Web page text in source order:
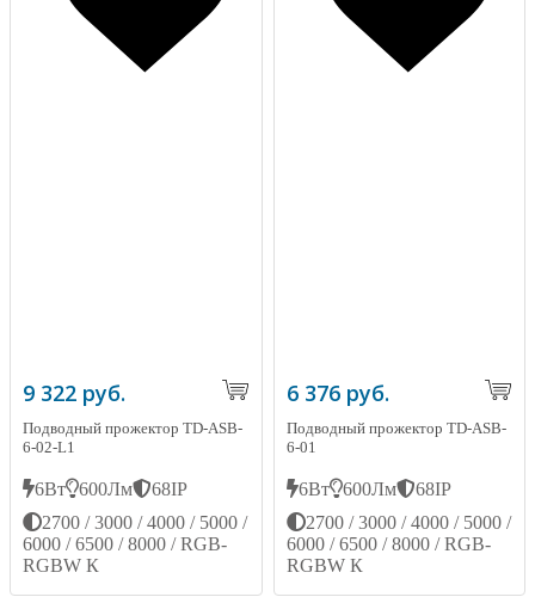
9 322 руб.
Подводный прожектор TD-ASB-
6-02-L1
6Вт 600Лм
68IP
2700 / 3000 / 4000 / 5000 /
6000 / 6500 / 8000 / RGB-
RGBW К
6 376 руб.
Подводный прожектор TD-ASB-
6-01
6Вт 600Лм
68IP
2700 / 3000 / 4000 / 5000 /
6000 / 6500 / 8000 / RGB-
RGBW К